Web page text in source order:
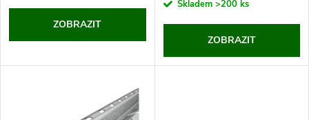
u
o
d
u
ZOBRAZIT
cena:Skladem >200 ks
ZOBRAZIT